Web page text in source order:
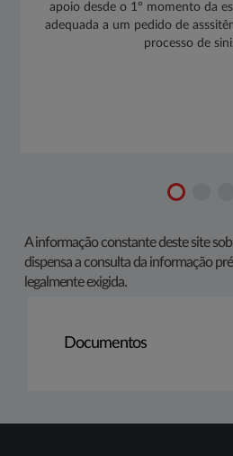
apoio desde o 1º momento da
adequada a um pedido de
processo de
​​A informação constante deste site
dispensa a consulta da informação
legalmente exigida.​​​​​​
Documentos